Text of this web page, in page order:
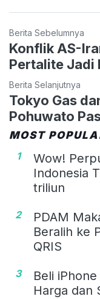
Berita Sebelumnya
Konflik AS-
Pertalite Jadi
Berita Selanjutnya
Tokyo Gas
Pohuwato
MOST
1
Wow!
Indonesia
triliun
2
PDAM
Beralih ke
QRIS
3
Beli
Harga dan